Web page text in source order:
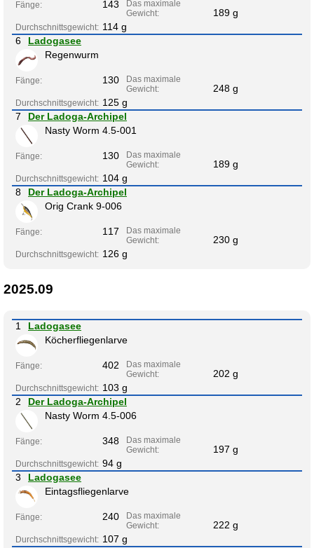
Fänge: 143
Das maximale
Gewicht:
189 g
Durchschnittsgewicht: 114 g
6
Ladogasee
Regenwurm
Fänge: 130
Das maximale
Gewicht:
248 g
Durchschnittsgewicht: 125 g
7
Der Ladoga-Archipel
Nasty Worm 4.5-001
Fänge: 130
Das maximale
Gewicht:
189 g
Durchschnittsgewicht: 104 g
8
Der Ladoga-Archipel
Orig Crank 9-006
Fänge: 117
Das maximale
Gewicht:
230 g
Durchschnittsgewicht: 126 g
2025.09
1
Ladogasee
Köcherfliegenlarve
Fänge: 402
Das maximale
Gewicht:
202 g
Durchschnittsgewicht: 103 g
2
Der Ladoga-Archipel
Nasty Worm 4.5-006
Fänge: 348
Das maximale
Gewicht:
197 g
Durchschnittsgewicht: 94 g
3
Ladogasee
Eintagsfliegenlarve
Fänge: 240
Das maximale
Gewicht:
222 g
Durchschnittsgewicht: 107 g